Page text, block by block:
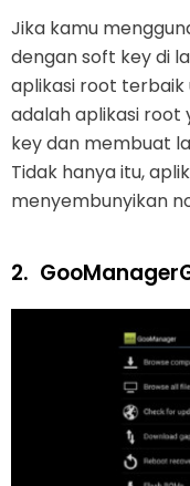
Jika kamu
dengan soft key di
aplikasi root terbaik
adalah aplikasi root
key dan membuat
Tidak hanya itu,
menyembunyikan
2.